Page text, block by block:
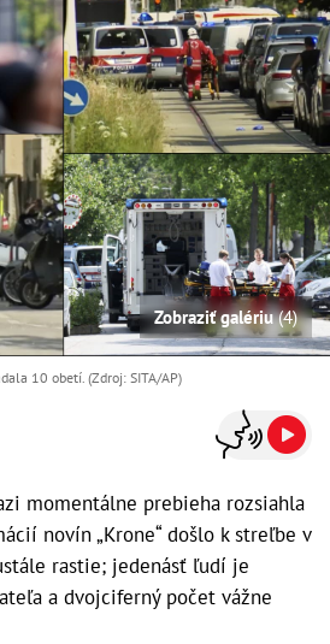
Zobraziť galériu(4)
10 obetí. (Zdroj: SITA/AP)
momentálne prebieha rozsiahla
novín „Krone“ došlo k streľbe v
rastie; jedenásť ľudí je
a dvojciferný počet vážne